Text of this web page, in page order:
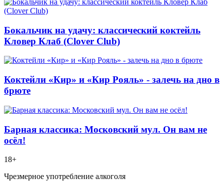
Бокальчик на удачу: классический коктейль
Кловер Клаб (Clover Club)
Коктейли «Кир» и «Кир Рояль» - залечь на дно в
брюте
Барная классика: Московский мул. Он вам не
осёл!
18+
Чрезмерное употребление алкоголя